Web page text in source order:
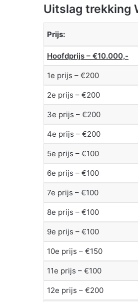
Uitslag trekking
Prijs:
Hoofdprijs – €10.000,-
1e prijs – €200
2e prijs – €200
3e prijs – €200
4e prijs – €200
5e prijs – €100
6e prijs – €100
7e prijs – €100
8e prijs – €100
9e prijs – €100
10e prijs – €150
11e prijs – €100
12e prijs – €200